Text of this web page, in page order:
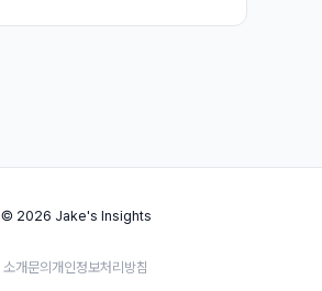
© 2026 Jake's Insights
소개문의 개인정보처리방침